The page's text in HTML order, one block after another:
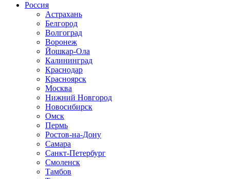
Россия
Астрахань
Белгород
Волгоград
Воронеж
Йошкар-Ола
Калининград
Краснодар
Красноярск
Москва
Нижний Новгород
Новосибирск
Омск
Пермь
Ростов-на-Дону
Самара
Санкт-Петербург
Смоленск
Тамбов